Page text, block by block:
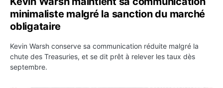
minimaliste malgré la sanction du marché
obligataire
Kevin Warsh conserve sa communication réduite malgré la
chute des Treasuries, et se dit prêt à relever les taux dès
septembre.